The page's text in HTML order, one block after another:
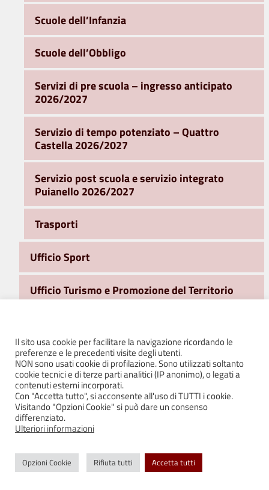
Scuole dell’Infanzia
Scuole dell’Obbligo
Servizi di pre scuola – ingresso anticipato
2026/2027
Servizio di tempo potenziato – Quattro
Castella 2026/2027
Servizio post scuola e servizio integrato
Puianello 2026/2027
Trasporti
Ufficio Sport
Ufficio Turismo e Promozione del Territorio
Ufficio Stampa e Comunicazione
WiFi Free e Servizi on line
FONDI PSR
Giardini Storici Bianello – elaborati integrativi II
seduta CDS
Il sito usa cookie per facilitare la navigazione ricordando le
preferenze e le precedenti visite degli utenti.
NON sono usati cookie di profilazione. Sono utilizzati soltanto
cookie tecnici e di terze parti analitici (IP anonimo), o legati a
contenuti esterni incorporati.
Con "Accetta tutto", si acconsente all'uso di TUTTI i cookie.
Visitando "Opzioni Cookie" si può dare un consenso
differenziato.
Ulteriori informazioni
Opzioni Cookie Rifiuta tutti Accetta tutti